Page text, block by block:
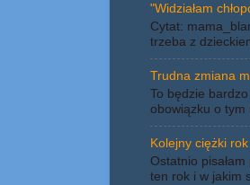
"Widziałam
Cytat:
trzeba z
Trudna zmiana
To będzie
obowiązku o tym
Kolejny ciężki
Ostatnio
ten rok i w jakim